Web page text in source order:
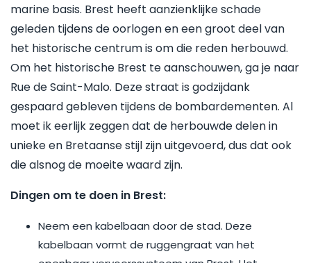
marine basis. Brest heeft aanzienklijke schade
geleden tijdens de oorlogen en een groot deel van
het historische centrum is om die reden herbouwd.
Om het historische Brest te aanschouwen, ga je naar
Rue de Saint-Malo. Deze straat is godzijdank
gespaard gebleven tijdens de bombardementen. Al
moet ik eerlijk zeggen dat de herbouwde delen in
unieke en Bretaanse stijl zijn uitgevoerd, dus dat ook
die alsnog de moeite waard zijn.
Dingen om te doen in Brest:
Neem een kabelbaan door de stad. Deze
kabelbaan vormt de ruggengraat van het